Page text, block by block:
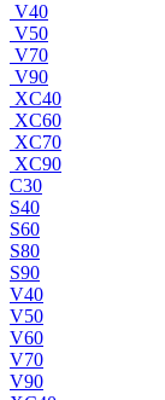
V40
V50
V70
V90
XC40
XC60
XC70
XC90
C30
S40
S60
S80
S90
V40
V50
V60
V70
V90